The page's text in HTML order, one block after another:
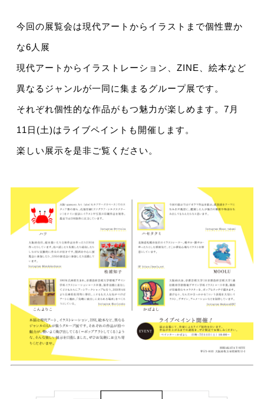
今回の展覧会は現代アートからイラストまで個性豊か
な6人展
現代アートからイラストレーション、ZINE、絵本など
異なるジャンルが一同に集まるグループ展です。
それぞれ個性的な作品がもつ魅力が楽しめます。7月
11日(土)はライブペイントも開催します。
楽しい展示を是非ご覧ください。